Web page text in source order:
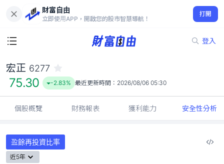
財富自由
立即使用APP，開啟您的股市智慧導航！
打開
登入
75.30
-2.83%
宏正 6277
75.30 -2.83% 最近更新時間： 2026/08/06 05:30
個股概覽 財務報表 獲利能力 安全性分析
盈餘再投資比率
近5年